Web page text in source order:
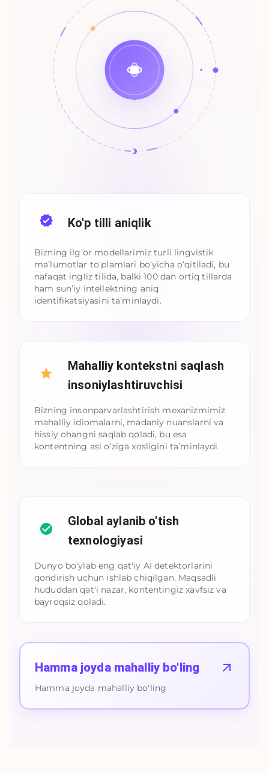
Ko'p tilli aniqlik
Bizning ilg‘or modellarimiz turli lingvistik
ma’lumotlar to‘plamlari bo‘yicha o‘qitiladi, bu
nafaqat ingliz tilida, balki 100 dan ortiq tillarda
ham sun’iy intellektning aniq
identifikatsiyasini ta’minlaydi.
Mahalliy kontekstni saqlash
insoniylashtiruvchisi
Bizning insonparvarlashtirish mexanizmimiz
mahalliy idiomalarni, madaniy nuanslarni va
hissiy ohangni saqlab qoladi, bu esa
kontentning asl o‘ziga xosligini ta’minlaydi.
Global aylanib o'tish
texnologiyasi
Dunyo bo'ylab eng qat'iy AI detektorlarini
qondirish uchun ishlab chiqilgan. Maqsadli
hududdan qat'i nazar, kontentingiz xavfsiz va
bayroqsiz qoladi.
Hamma joyda mahalliy bo'ling
Hamma joyda mahalliy bo'ling